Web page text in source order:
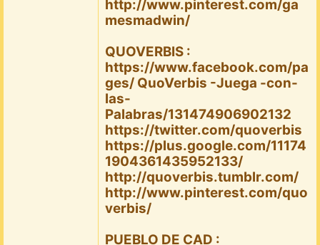
http://www.pinterest.com/ga
mesmadwin/
QUOVERBIS :
https://www.facebook.com/pa
ges/ QuoVerbis -Juega -con-
las-
Palabras/131474906902132
https://twitter.com/quoverbis
https://plus.google.com/11174
1904361435952133/
http://quoverbis.tumblr.com/
http://www.pinterest.com/quo
verbis/
PUEBLO DE CAD :